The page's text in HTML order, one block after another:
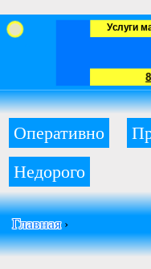
Услуги
Оперативно
Недорого
Главная›